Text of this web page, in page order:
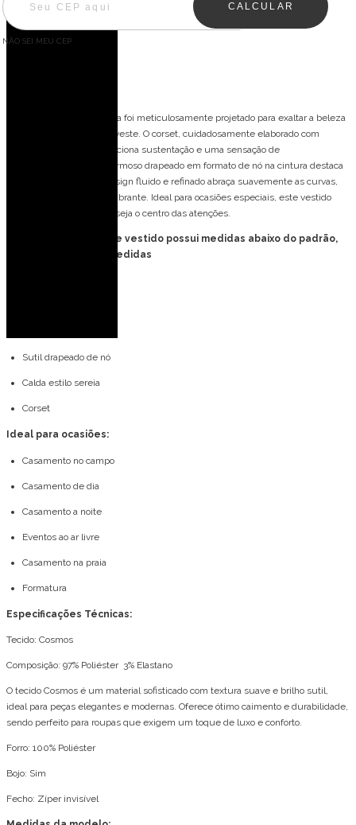
CALCULAR
NÃO SEI MEU CEP
Este vestido longo de festa foi meticulosamente projetado para exaltar a beleza
e a elegância de quem o veste. O corset, cuidadosamente elaborado com
hastes estruturais, proporciona sustentação e uma sensação de
empoderamento. Um charmoso drapeado em formato de nó na cintura destaca
a silhueta, enquanto o design fluido e refinado abraça suavemente as curvas,
criando um visual deslumbrante. Ideal para ocasiões especiais, este vestido
garante que quem o usa seja o centro das atenções.
FORMA PEQUENA: esse vestido possui medidas abaixo do padrão,
consulte tabela de medidas
Sutil drapeado de nó
Calda estilo sereia
Corset
Ideal para ocasiões:
Casamento no campo
Casamento de dia
Casamento a noite
Eventos ao ar livre
Casamento na praia
Formatura
Especificações Técnicas:
Tecido: Cosmos
Composição: 97% Poliéster 3% Elastano
O tecido Cosmos é um material sofisticado com textura suave e brilho sutil,
ideal para peças elegantes e modernas. Oferece ótimo caimento e durabilidade,
sendo perfeito para roupas que exigem um toque de luxo e conforto.
Forro: 100% Poliéster
Bojo: Sim
Fecho: Zíper invisível